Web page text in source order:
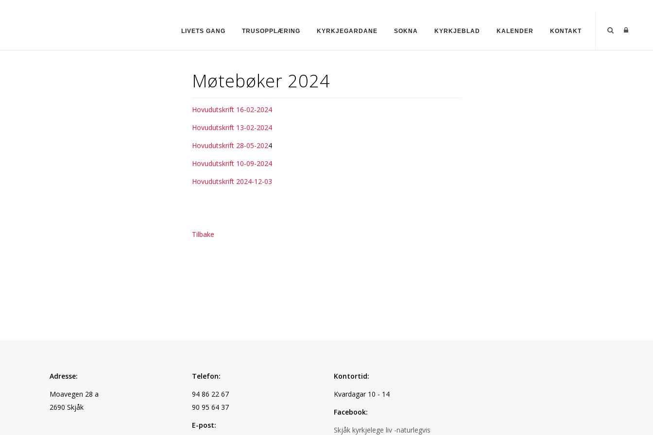
LIVETS GANG TRUSOPPLÆRING KYRKJEGARDANE SOKNA KYRKJEBLAD KALENDER KONTAKT
Møtebøker 2024
Hovudutskrift 16-02-2024
Hovudutskrift 13-02-2024
Hovudutskrift 28-05-2024
Hovudutskrift 10-09-2024
Hovudutskrift 2024-12-03
Tilbake
Adresse:
Moavegen 28 a
2690 Skjåk
Telefon:
94 86 22 67
90 95 64 37
E-post:
Kontortid:
Kvardagar 10 - 14
Facebook:
Skjåk kyrkjelege liv -naturlegvis